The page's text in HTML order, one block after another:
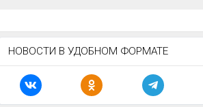
НОВОСТИ В УДОБНОМ ФОРМАТЕ